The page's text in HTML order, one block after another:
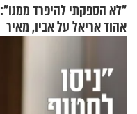
"לא הספקתי להיפרד ממנו":
אהוד אריאל על אביו, מאיר